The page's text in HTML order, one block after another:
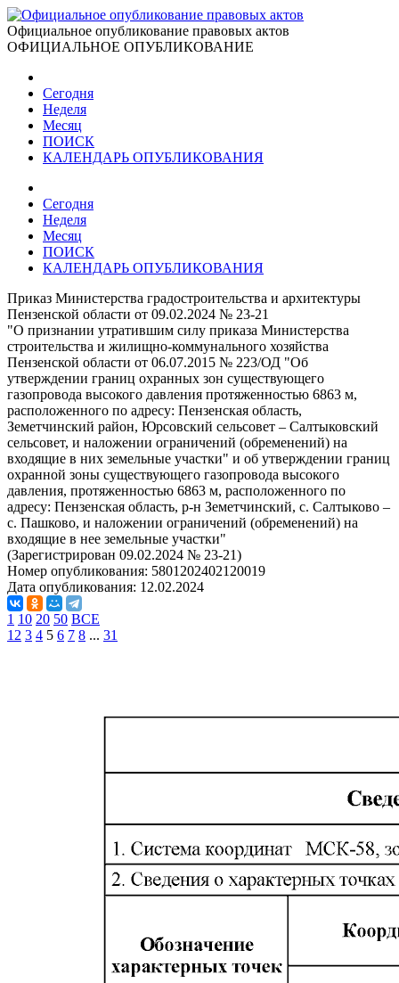
Официальное опубликование правовых актов
ОФИЦИАЛЬНОЕ ОПУБЛИКОВАНИЕ
Сегодня
Неделя
Месяц
ПОИСК
КАЛЕНДАРЬ ОПУБЛИКОВАНИЯ
Сегодня
Неделя
Месяц
ПОИСК
КАЛЕНДАРЬ ОПУБЛИКОВАНИЯ
Приказ Министерства градостроительства и архитектуры
Пензенской области от 09.02.2024 № 23-21
"О признании утратившим силу приказа Министерства
строительства и жилищно-коммунального хозяйства
Пензенской области от 06.07.2015 № 223/ОД "Об
утверждении границ охранных зон существующего
газопровода высокого давления протяженностью 6863 м,
расположенного по адресу: Пензенская область,
Земетчинский район, Юрсовский сельсовет – Салтыковский
сельсовет, и наложении ограничений (обременений) на
входящие в них земельные участки" и об утверждении границ
охранной зоны существующего газопровода высокого
давления, протяженностью 6863 м, расположенного по
адресу: Пензенская область, р-н Земетчинский, с. Салтыково –
с. Пашково, и наложении ограничений (обременений) на
входящие в нее земельные участки"
(Зарегистрирован 09.02.2024 № 23-21)
Номер опубликования: 5801202402120019
Дата опубликования: 12.02.2024
1 10 20 50 ВСЕ
1 2 3 4 5 6 7 8 ... 31